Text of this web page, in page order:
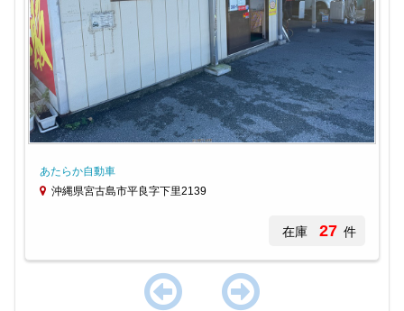
あたらか自動車
沖縄県宮古島市平良字下里2139
在庫 27 件